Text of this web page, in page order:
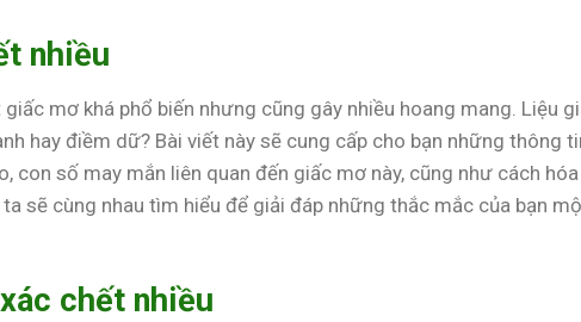
nhiều
mơ khá phổ biến nhưng cũng gây nhiều hoang mang. Liệu
hay điềm dữ? Bài viết này sẽ cung cấp cho bạn những thông
con số may mắn liên quan đến giấc mơ này, cũng như cách hóa
sẽ cùng nhau tìm hiểu để giải đáp những thắc mắc của bạn
chết nhiều